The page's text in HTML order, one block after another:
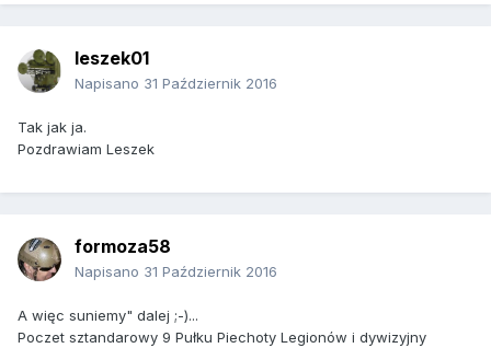
leszek01
Napisano 31 Październik 2016
Tak jak ja.
Pozdrawiam Leszek
formoza58
Napisano 31 Październik 2016
A więc suniemy" dalej ;-)...
Poczet sztandarowy 9 Pułku Piechoty Legionów i dywizyjny